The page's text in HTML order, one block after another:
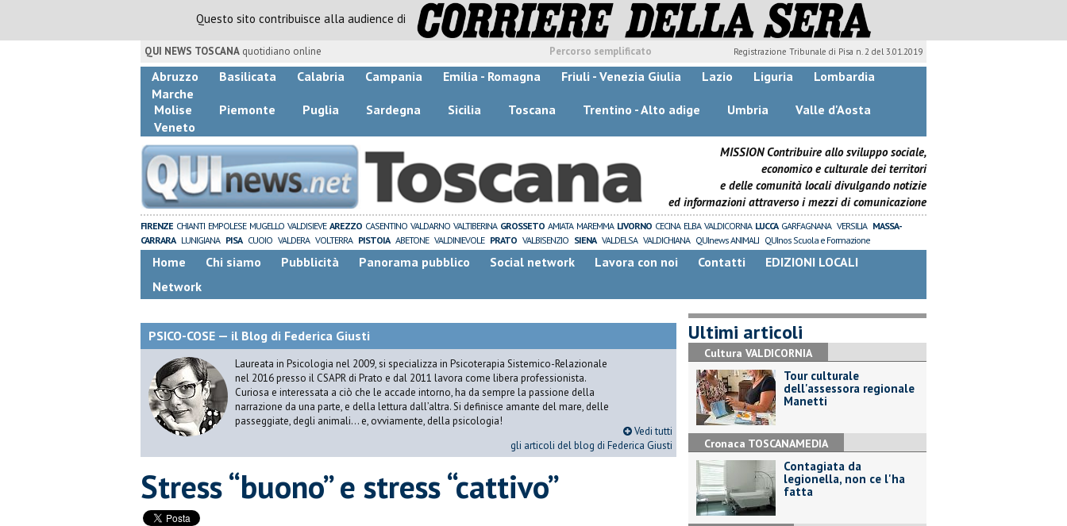
Questo sito contribuisce alla audience di
QUI NEWS TOSCANA quotidiano online Percorso semplificato Registrazione Tribunale di Pisa n. 2 del 3.01.2019
Abruzzo Basilicata Calabria Campania Emilia - Romagna Friuli - Venezia Giulia Lazio Liguria
Lombardia
Marche
Molise
Piemonte Puglia Sardegna Sicilia Toscana Trentino - Alto adige Umbria
Valle d'Aosta
Veneto
MISSION Contribuire allo sviluppo sociale,
economico e culturale dei territori
e delle comunità locali divulgando notizie
ed informazioni attraverso i mezzi di comunicazione
FIRENZE CHIANTI EMPOLESE MUGELLO VALDISIEVE AREZZO CASENTINO VALDARNO VALTIBERINA GROSSETO AMIATA MAREMMA LIVORNO CECINA ELBA VALDICORNIA LUCCA GARFAGNANA VERSILIA MASSA-
CARRARA LUNIGIANA PISA CUOIO VALDERA VOLTERRA PISTOIA ABETONE VALDINIEVOLE PRATO VALBISENZIO SIENA VALDELSA VALDICHIANA QUInews ANIMALI QUInos Scuola e Formazione
Home Chi siamo Pubblicità Panorama pubblico Social network Lavora con noi Contatti
EDIZIONI LOCALI
Network
PSICO-COSE — il Blog di Federica Giusti
Laureata in Psicologia nel 2009, si specializza in Psicoterapia Sistemico-Relazionale
nel 2016 presso il CSAPR di Prato e dal 2011 lavora come libera professionista.
Curiosa e interessata a ciò che le accade intorno, ha da sempre la passione della
narrazione da una parte, e della lettura dall’altra. Si definisce amante del mare, delle
passeggiate, degli animali… e, ovviamente, della psicologia!
Vedi tutti
gli articoli del blog di Federica Giusti
​Stress “buono” e stress “cattivo”
Ultimi articoli
Cultura VALDICORNIA
Tour culturale
dell'assessora regionale
Manetti
Cronaca TOSCANAMEDIA
Contagiata da
legionella, non ce l'ha
fatta